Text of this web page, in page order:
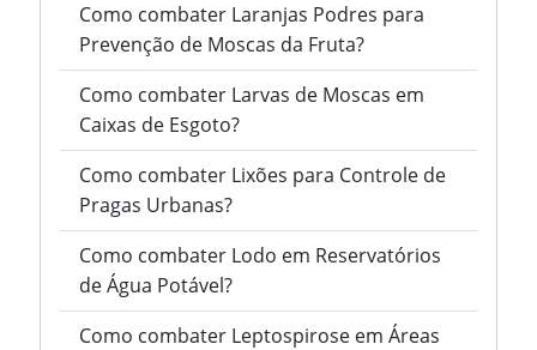
Como combater Laranjas Podres para
Prevenção de Moscas da Fruta?
Como combater Larvas de Moscas em
Caixas de Esgoto?
Como combater Lixões para Controle de
Pragas Urbanas?
Como combater Lodo em Reservatórios
de Água Potável?
Como combater Leptospirose em Áreas